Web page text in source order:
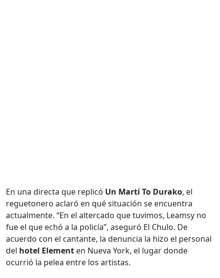
En una directa que replicó Un Martí To Durako, el
reguetonero aclaró en qué situación se encuentra
actualmente. “En el altercado que tuvimos, Leamsy no
fue el que echó a la policía”, aseguró El Chulo. De
acuerdo con el cantante, la denuncia la hizo el personal
del hotel Element en Nueva York, el lugar donde
ocurrió la pelea entre los artistas.